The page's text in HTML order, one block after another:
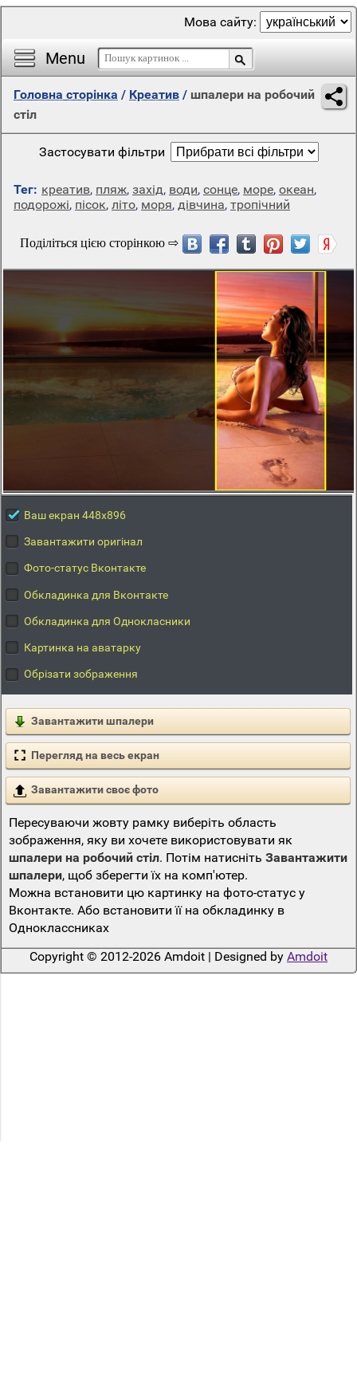
Menu
Мова сайту:
Головна сторінка / Креатив / шпалери на робочий
стіл
Застосувати фільтри
Тег: креатив, пляж, захід, води, сонце, море, океан,
подорожі, пісок, літо, моря, дівчина, тропічний
Ваш екран 448x896
Завантажити оригінал
Фото-статус Вконтакте
Обкладинка для Вконтакте
Обкладинка для Однокласники
Картинка на аватарку
Обрізати зображення
Завантажити шпалери
Перегляд на весь екран
Завантажити своє фото
Пересуваючи жовту рамку виберіть область
зображення, яку ви хочете використовувати як
шпалери на робочий стіл. Потім натисніть Завантажити
шпалери, щоб зберегти їх на комп'ютер.
Можна встановити цю картинку на фото-статус у
Вконтакте. Або встановити її на обкладинку в
Одноклассниках
Copyright © 2012-2026 Amdoit | Designed by Amdoit